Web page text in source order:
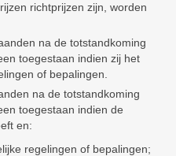
richtprijzen zijn, worden
na de totstandkoming
toegestaan indien zij het
of bepalingen.
na de totstandkoming
toegestaan indien de
en:
regelingen of bepalingen;